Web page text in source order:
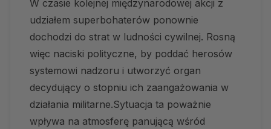
W czasie kolejnej międzynarodowej akcji z
udziałem superbohaterów ponownie
dochodzi do strat w ludności cywilnej. Rosną
więc naciski polityczne, by poddać herosów
systemowi nadzoru i utworzyć organ
decydujący o stopniu ich zaangażowania w
działania militarne.Sytuacja ta poważnie
wpływa na atmosferę panującą wśród